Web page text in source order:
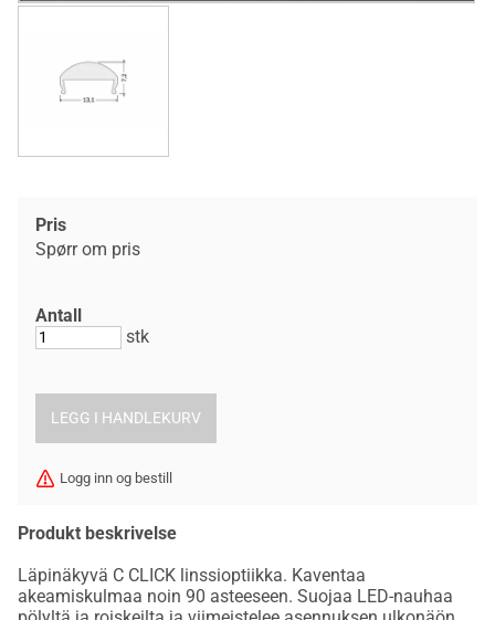
Pris
Spørr om pris
Antall
stk
Logg inn og bestill
Produkt beskrivelse
Läpinäkyvä C CLICK linssioptiikka. Kaventaa
akeamiskulmaa noin 90 asteeseen. Suojaa LED-nauhaa